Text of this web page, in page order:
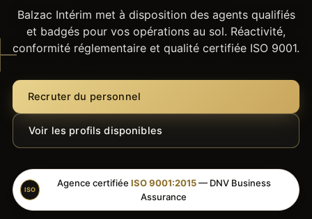
Balzac Intérim met à disposition des agents qualifiés
et badgés pour vos opérations au sol. Réactivité,
conformité réglementaire et qualité certifiée ISO 9001.
Recruter du personnel
Voir les profils disponibles
ISO
Agence certifiée ISO 9001:2015— DNV Business
Assurance